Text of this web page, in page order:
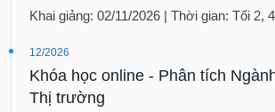
Khai giảng: 02/11/2026 | Thời gian: Tối 2,
12/2026
Khóa học online - Phân tích
Thị trường